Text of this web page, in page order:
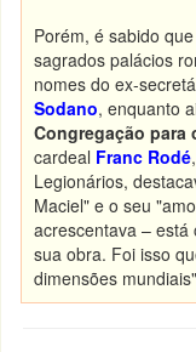
Porém, é sabido
sagrados palácios
nomes do ex-
Sodano, enquanto
Congregação para
cardeal Franc Rodé
Legionários,
Maciel" e o seu
acrescentava –
sua obra. Foi isso
dimensões